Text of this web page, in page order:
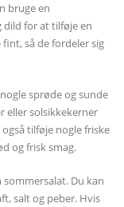
bruge en
dild for at tilføje en
så de fordeler sig
sprøde og sunde
eller solsikkekerner
tilføje nogle friske
og frisk smag.
Du kan
salt og peber. Hvis